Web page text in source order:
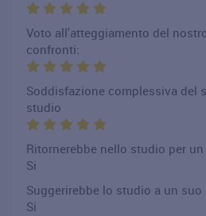
Voto all'atteggiamento del
confronti:
Soddisfazione complessiva del
studio
Ritornerebbe nello studio per
Si
Suggerirebbe lo studio a un suo
Si